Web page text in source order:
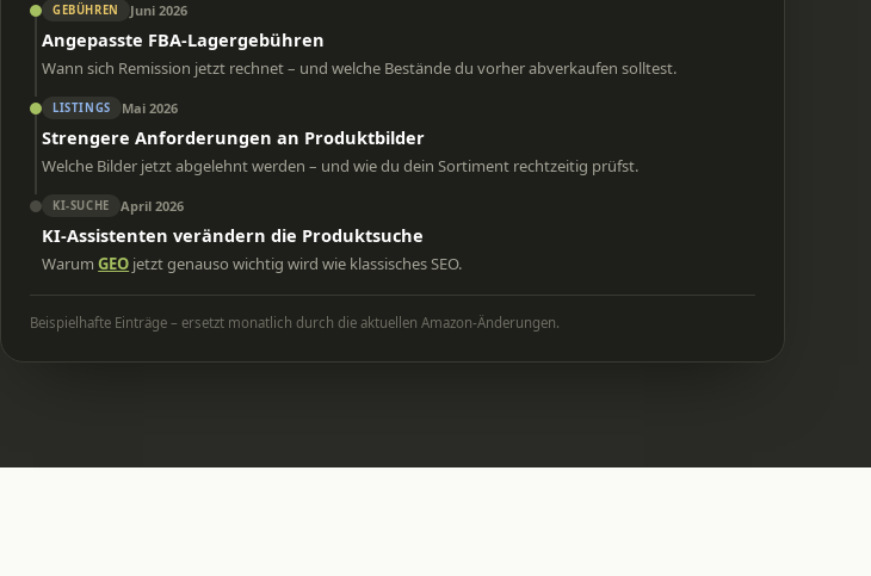
GEBÜHREN Juni 2026
Angepasste FBA-Lagergebühren
Wann sich Remission jetzt rechnet – und welche Bestände du vorher abverkaufen solltest.
LISTINGS Mai 2026
Strengere Anforderungen an Produktbilder
Welche Bilder jetzt abgelehnt werden – und wie du dein Sortiment rechtzeitig prüfst.
KI-SUCHE April 2026
KI-Assistenten verändern die Produktsuche
WarumGEO jetzt genauso wichtig wird wie klassisches SEO.
Beispielhafte Einträge – ersetzt monatlich durch die aktuellen Amazon-Änderungen.